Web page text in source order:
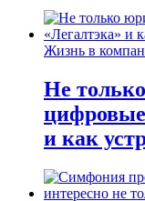
Жизнь в
Не
и как